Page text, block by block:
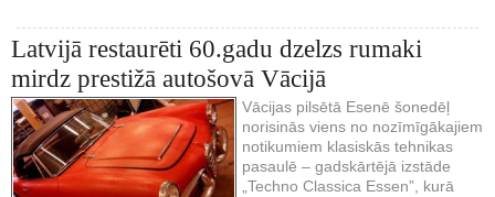
Latvijā restaurēti 60.gadu dzelzs rumaki
mirdz prestižā autošovā Vācijā
Vācijas pilsētā Esenē šonedēļ
norisinās viens no nozīmīgākajiem
notikumiem klasiskās tehnikas
pasaulē – gadskārtējā izstāde
„Techno Classica Essen”, kurā